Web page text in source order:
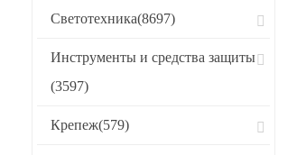
Светотехника(8697)
Инструменты и средства защиты
(3597)
Крепеж(579)